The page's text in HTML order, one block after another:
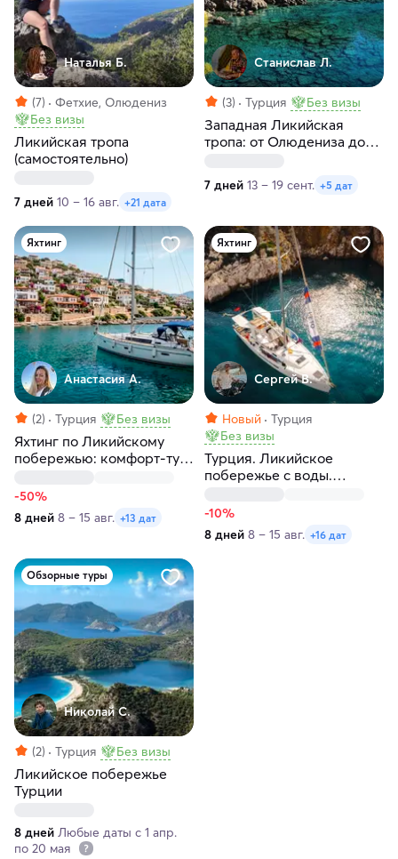
Наталья Б.
(7)
Фетхие, Олюдениз
Без визы
Ликийская тропа
(самостоятельно)
7 дней 10 – 16 авг. +21 дата
Станислав Л.
(3) Турция Без визы
Западная Ликийская
тропа: от Олюдениза до
7 дней 13 – 19 сент. +5 дат
Яхтинг
Анастасия А.
(2) Турция Без визы
Яхтинг по Ликийскому
побережью: комфорт-тур
Турции
-50%
8 дней 8 – 15 авг. +13 дат
Яхтинг
Сергей В.
Новый
Турция
Без визы
Турция. Ликийское
побережье с воды.
-10%
8 дней 8 – 15 авг. +16 дат
Обзорные туры
Николай С.
(2) Турция Без визы
Ликийское побережье
Турции
8 дней Любые даты с 1 апр.
по 20 мая